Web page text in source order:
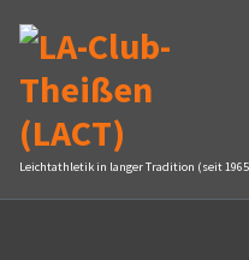
Inhalt
springen
Leichtathletik in langer Tradition (seit